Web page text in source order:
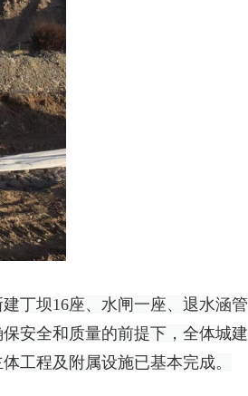
丁坝16座、水闸一座、退水涵管
安全和质量的前提下，全体城建
工程及附属设施已基本完成。